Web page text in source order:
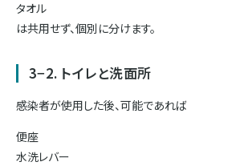
タオル
は共用せず、個別に分けます。
3−2. トイレと洗面所
感染者が使用した後、可能であれば
便座
水洗レバー